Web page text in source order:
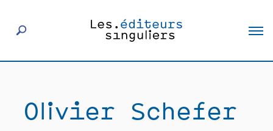
Éditeurs
Olivier Schefer